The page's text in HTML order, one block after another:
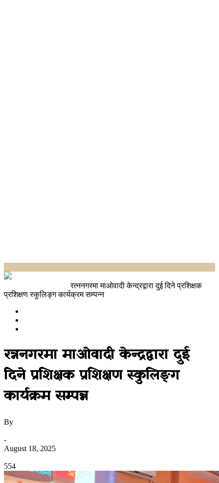
रत्ननगरमा माओवादी केन्द्रद्वारा दुई दिने प्रशिक्षक
प्रशिक्षण स्कुलिङ्ग कार्यक्रम सम्पन्न
रत्ननगरमा माओवादी केन्द्रद्वारा दुई
दिने प्रशिक्षक प्रशिक्षण स्कुलिङ्ग
कार्यक्रम सम्पन्न
By
-
August 18, 2025
554